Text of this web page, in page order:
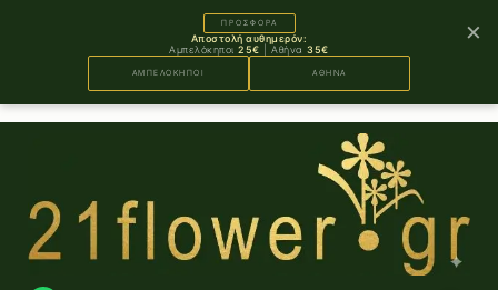
ΠΡΟΣΦΟΡΑ
Αποστολή αυθημερόν:
Αμπελόκηποι25€ | Αθήνα35€
ΑΜΠΕΛΟΚΗΠΟΙ ΑΘΗΝΑ
×